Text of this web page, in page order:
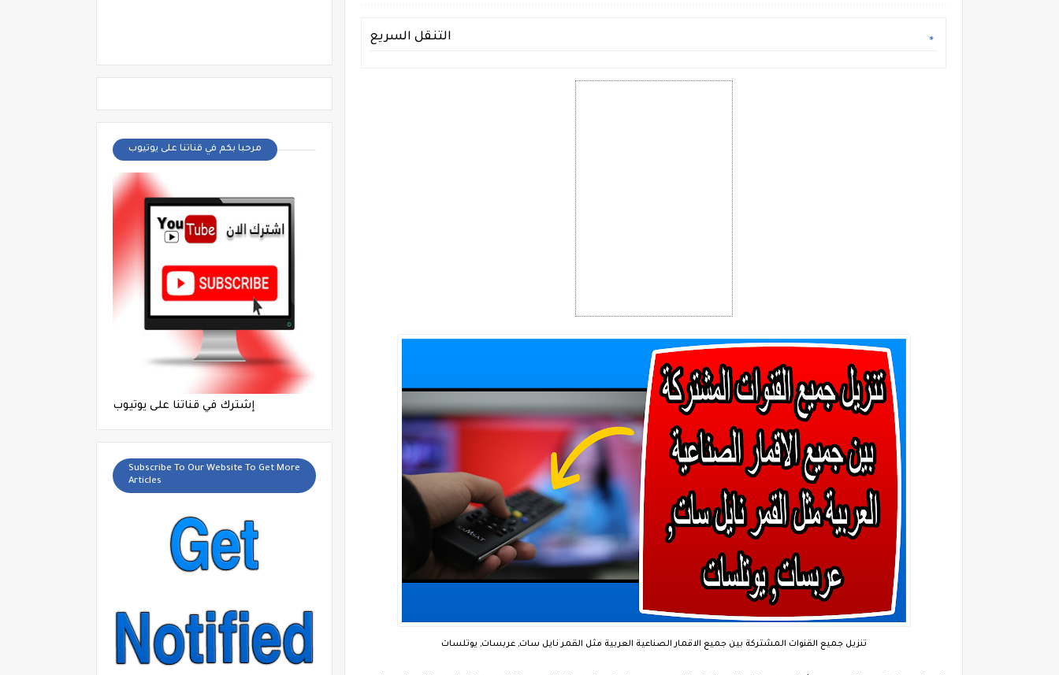
التنقل السريع
تنزيل جميع القنوات المشتركة بين جميع الاقمار الصناعية العربية مثل القمر نايل سات, عربسات, يوتلسات
مرحبا بكم في قناتنا على يوتيوب
إشترك في قناتنا على يوتيوب
Subscribe To Our Website To Get More
Articles